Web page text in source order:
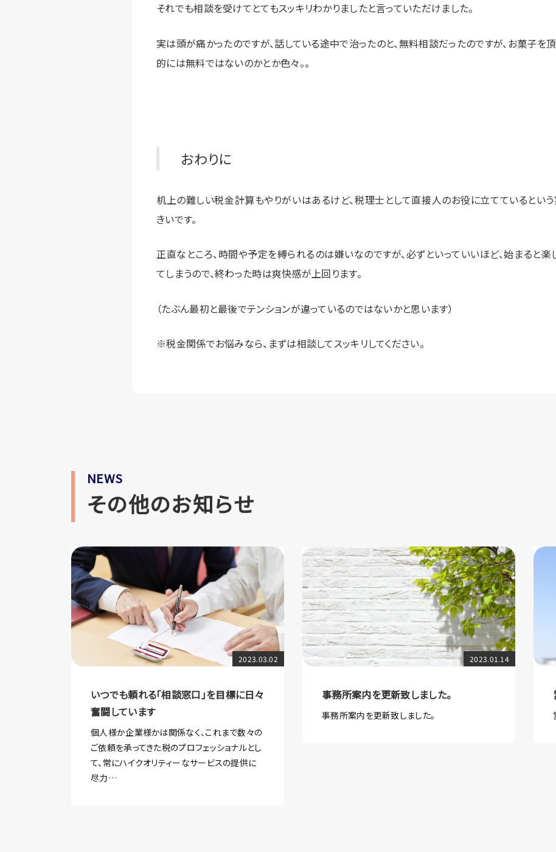
それでも相談を受けてとてもスッキリわかりましたと言っていただけました。
実は頭が痛かったのですが、話している途中で治ったのと、無料相談だったのですが、お菓子を
的には無料ではないのかとか色々。。
おわりに
机上の難しい税金計算もやりがいはあるけど、税理士として直接人のお役に立てているとい
きいです。
正直なところ、時間や予定を縛られるのは嫌いなのですが、必ずといっていいほど、始まると
てしまうので、終わった時は爽快感が上回ります。
（たぶん最初と最後でテンションが違っているのではないかと思います）
※税金関係でお悩みなら、まずは相談してスッキリしてください。
NEWS
その他のお知らせ
2023.03.02
いつでも頼れる「相談窓口」を目標に日々
奮闘しています
個人様か企業様かは関係なく、これまで数々の
ご依頼を承ってきた税のプロフェッショナルとし
て、常にハイクオリティーなサービスの提供に
尽力…
2023.01.14
事務所案内を更新致しました。
事務所案内を更新致しました。